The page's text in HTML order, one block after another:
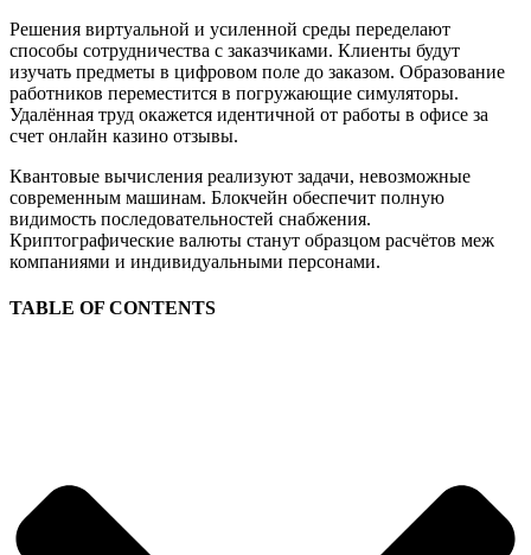
Решения виртуальной и усиленной среды переделают
способы сотрудничества с заказчиками. Клиенты будут
изучать предметы в цифровом поле до заказом. Образование
работников переместится в погружающие симуляторы.
Удалённая труд окажется идентичной от работы в офисе за
счет онлайн казино отзывы.
Квантовые вычисления реализуют задачи, невозможные
современным машинам. Блокчейн обеспечит полную
видимость последовательностей снабжения.
Криптографические валюты станут образцом расчётов меж
компаниями и индивидуальными персонами.
TABLE OF CONTENTS